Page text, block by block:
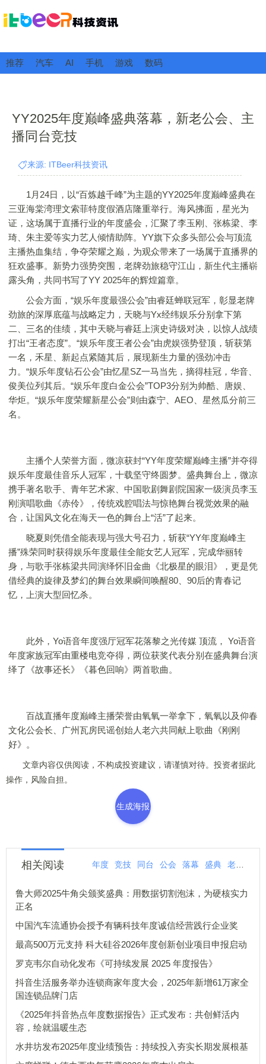
推荐 汽车 AI 手机 游戏 数码
YY2025年度巅峰盛典落幕，新老公会、主
播同台竞技
来源: ITBeer科技资讯
1月24日，以“百炼越千峰”为主题的YY2025年度巅峰盛典在
三亚海棠湾理文索菲特度假酒店隆重举行。海风拂面，星光为
证，这场属于直播行业的年度盛会，汇聚了李玉刚、张栋梁、李
琦、朱主爱等实力艺人倾情助阵。YY旗下众多头部公会与顶流
主播热血集结，争夺荣耀之巅，为观众带来了一场属于直播界的
狂欢盛事。新势力强势突围，老牌劲旅稳守江山，新生代主播崭
露头角，共同书写了YY 2025年的辉煌篇章。
公会方面，“娱乐年度最强公会”由睿廷蝉联冠军，彰显老牌
劲旅的深厚底蕴与战略定力，天晓与Yx经纬娱乐分别拿下第
二、三名的佳绩，其中天晓与睿廷上演史诗级对决，以惊人战绩
打出“王者态度”。“娱乐年度王者公会”由虎娱强势登顶，斩获第
一名，禾星、新起点紧随其后，展现新生力量的强劲冲击
力。“娱乐年度钻石公会”由忆星SZ一马当先，摘得桂冠，华音、
俊美位列其后。“娱乐年度白金公会”TOP3分别为帅酷、唐娱、
华炬。“娱乐年度荣耀新星公会”则由森宁、AEO、星然瓜分前三
名。
主播个人荣誉方面，微凉获封“YY年度荣耀巅峰主播”并夺得
娱乐年度最佳音乐人冠军，十载坚守终圆梦。盛典舞台上，微凉
携手著名歌手、青年艺术家、中国歌剧舞剧院国家一级演员李玉
刚演唱歌曲《赤伶》，传统戏腔唱法与惊艳舞台视觉效果的融
合，让国风文化在海天一色的舞台上“活”了起来。
晓夏则凭借全能表现与强大号召力，斩获“YY年度巅峰主
播”殊荣同时获得娱乐年度最佳全能女艺人冠军，完成华丽转
身，与歌手张栋梁共同演绎怀旧金曲《北极星的眼泪》，更是凭
借经典的旋律及梦幻的舞台效果瞬间唤醒80、90后的青春记
忆，上演大型回忆杀。
此外，Yo语音年度强厅冠军花落黎之光传媒 顶流， Yo语音
年度家族冠军由重楼电竞夺得，两位获奖代表分别在盛典舞台演
绎了《故事还长》《暮色回响》两首歌曲。
百战直播年度巅峰主播荣誉由氧氧一举拿下，氧氧以及仰春
文化公会长、广州瓦房民谣创始人老六共同献上歌曲《刚刚
好》。
文章内容仅供阅读，不构成投资建议，请谨慎对待。投资者据此
操作，风险自担。
生成海报
相关阅读 年度 竞技 同台 公会 落幕 盛典 老公
鲁大师2025牛角尖颁奖盛典：用数据切割泡沫，为硬核实力
正名
中国汽车流通协会授予有辆科技年度诚信经营践行企业奖
最高500万元支持 科大硅谷2026年度创新创业项目申报启动
罗克韦尔自动化发布《可持续发展 2025 年度报告》
抖音生活服务举办连锁商家年度大会，2025年新增61万家全
国连锁品牌门店
《2025年抖音热点年度数据报告》正式发布：共创鲜活内
容，绘就温暖生态
水井坊发布2025年度业绩预告：持续投入夯实长期发展根基